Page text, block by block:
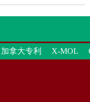
加拿大专利 X-MOL